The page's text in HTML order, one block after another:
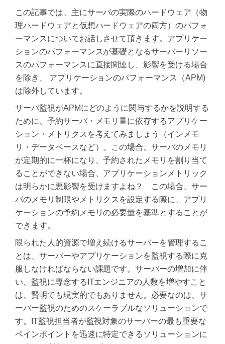
この記事では、主にサーバの実際のハードウェア（物
理ハードウェアと仮想ハードウェアの両方）のパフォ
ーマンスについてお話しさせて頂きます。アプリケー
ションのパフォーマンスが基礎となるサーバーリソー
スのパフォーマンスに直接関連し、影響を受ける場合
を除き、 アプリケーションのパフォーマンス（APM)
は除外しています。
サーバ監視がAPMにどのように関与するかを説明する
ために、予約サーバ・メモリ量に依存するアプリケー
ション・メトリクスを考えてみましょう（インメモ
リ・データベースなど）。この場合、サーバのメモリ
が定期的に一杯になり、予約されたメモリを割り当て
ることができない場合、アプリケーションメトリック
は明らかに悪影響を受けますよね？ この場合、サー
バのメモリ制限やメトリクスを設定する際に、アプリ
ケーションの予約メモリの必要量を基準とすることが
できます。
限られた人的資源で増え続けるサーバーを管理するこ
とは、サーバーやアプリケーションを監視する際に克
服しなければならない課題です。サーバーの増加に伴
い、監視に専念するITエンジニアの人数を増やすこと
は、賢明でも現実的でもありません。必要なのは、サ
ーバー監視のためのスケーラブルなソリューションで
す。IT監視担当者が監視対象のサーバーの最も重要な
ペインポイントを迅速に特定できるソリューションに